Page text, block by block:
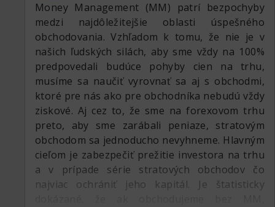
Money Management (MM) patrí bezpochyby
medzi najdôležitejšie oblasti úspešného
obchodovania. Vzhľadom k tomu, že nie je v
našich ľudských silách, aby sme vždy na 100%
predpovedali budúce pohyby cien na trhu,
musíme sa naučiť vyrovnať sa aj s obchodmi,
ktoré pre nás ako pre obchodníka nebudú vždy
ziskové. Aj cez to, že sme na forexovom trhu
preto, aby sme zarábali peniaze, stratovým
obchodom sa jednoducho nevyhneme. Hlavným
cieľom je zabezpečiť prežitie investora na trhu
a v prípade série stratových obchodov čo
najviac ochrániť jeho kapitál. Je štatisticky